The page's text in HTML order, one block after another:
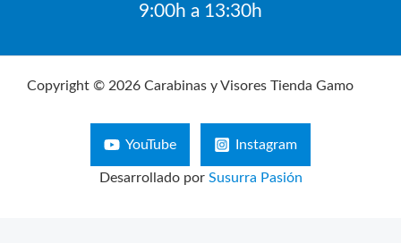
9:00h a 13:30h
Copyright © 2026 Carabinas y Visores Tienda Gamo
YouTube Instagram
Desarrollado por Susurra Pasión